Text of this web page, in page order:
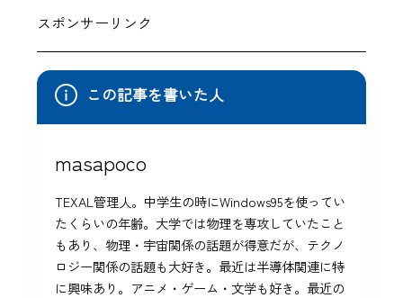
スポンサーリンク
この記事を書いた人
masapoco
TEXAL管理人。中学生の時にWindows95を使ってい
たくらいの年齢。大学では物理を専攻していたこと
もあり、物理・宇宙関係の話題が得意だが、テクノ
ロジー関係の話題も大好き。最近は半導体関連に特
に興味あり。アニメ・ゲーム・文学も好き。最近の